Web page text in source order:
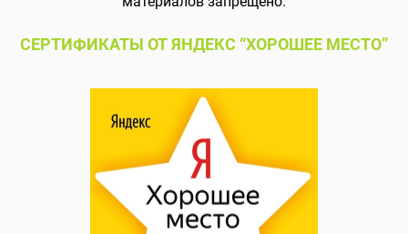
СЕРТИФИКАТЫ ОТ ЯНДЕКС “ХОРОШЕЕ МЕСТО”